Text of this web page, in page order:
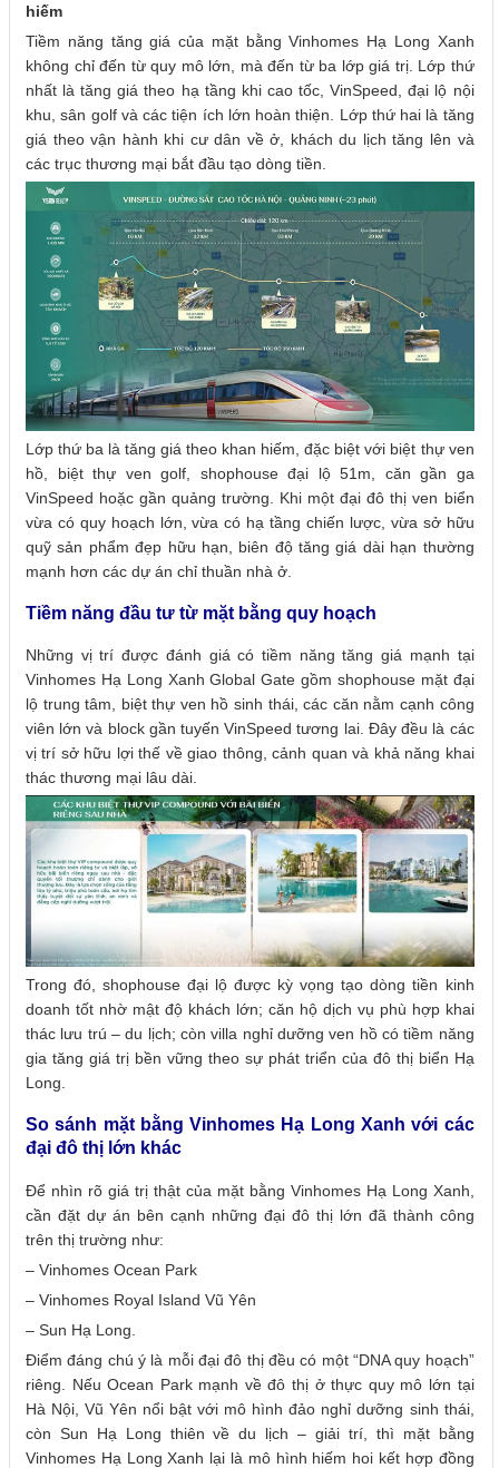
hiếm
Tiềm năng tăng giá của mặt bằng Vinhomes Hạ Long Xanh
không chỉ đến từ quy mô lớn, mà đến từ ba lớp giá trị. Lớp thứ
nhất là tăng giá theo hạ tầng khi cao tốc, VinSpeed, đại lộ nội
khu, sân golf và các tiện ích lớn hoàn thiện. Lớp thứ hai là tăng
giá theo vận hành khi cư dân về ở, khách du lịch tăng lên và
các trục thương mại bắt đầu tạo dòng tiền.
Lớp thứ ba là tăng giá theo khan hiếm, đặc biệt với biệt thự ven
hồ, biệt thự ven golf, shophouse đại lộ 51m, căn gần ga
VinSpeed hoặc gần quảng trường. Khi một đại đô thị ven biển
vừa có quy hoạch lớn, vừa có hạ tầng chiến lược, vừa sở hữu
quỹ sản phẩm đẹp hữu hạn, biên độ tăng giá dài hạn thường
mạnh hơn các dự án chỉ thuần nhà ở.
Tiềm năng đầu tư từ mặt bằng quy hoạch
Những vị trí được đánh giá có tiềm năng tăng giá mạnh tại
Vinhomes Hạ Long Xanh Global Gate gồm shophouse mặt đại
lộ trung tâm, biệt thự ven hồ sinh thái, các căn nằm cạnh công
viên lớn và block gần tuyến VinSpeed tương lai. Đây đều là các
vị trí sở hữu lợi thế về giao thông, cảnh quan và khả năng khai
thác thương mại lâu dài.
Trong đó, shophouse đại lộ được kỳ vọng tạo dòng tiền kinh
doanh tốt nhờ mật độ khách lớn; căn hộ dịch vụ phù hợp khai
thác lưu trú – du lịch; còn villa nghỉ dưỡng ven hồ có tiềm năng
gia tăng giá trị bền vững theo sự phát triển của đô thị biển Hạ
Long.
So sánh mặt bằng Vinhomes Hạ Long Xanh với các
đại đô thị lớn khác
Để nhìn rõ giá trị thật của mặt bằng Vinhomes Hạ Long Xanh,
cần đặt dự án bên cạnh những đại đô thị lớn đã thành công
trên thị trường như:
– Vinhomes Ocean Park
– Vinhomes Royal Island Vũ Yên
– Sun Hạ Long.
Điểm đáng chú ý là mỗi đại đô thị đều có một “DNA quy hoạch”
riêng. Nếu Ocean Park mạnh về đô thị ở thực quy mô lớn tại
Hà Nội, Vũ Yên nổi bật với mô hình đảo nghỉ dưỡng sinh thái,
còn Sun Hạ Long thiên về du lịch – giải trí, thì mặt bằng
Vinhomes Hạ Long Xanh lại là mô hình hiếm hoi kết hợp đồng